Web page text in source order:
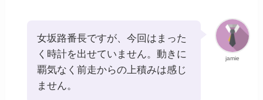
jamie
女坂路番長ですが、今回はまった
く時計を出せていません。動きに
覇気なく前走からの上積みは感じ
ません。